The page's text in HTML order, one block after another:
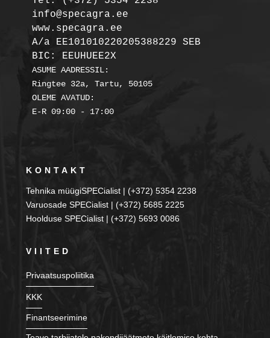
info@specagra.ee
A/a EE101010220205388229 SEB
BIC: EEUHUEE2X
ASUME AADRESSIL:
Ringtee 32a, Tartu, 50105
OLEME AVATUD:
E-R 09:00 - 17:00
KONTAKT
Tehnika müügiSPECialist | (+372) 5354 2238
Varuosade SPECialist | (+372) 5685 2225
Hoolduse SPECialist | (+372) 5693 0086
VIITED
Privaatsuspoliitika
KKK
Finantseerimine